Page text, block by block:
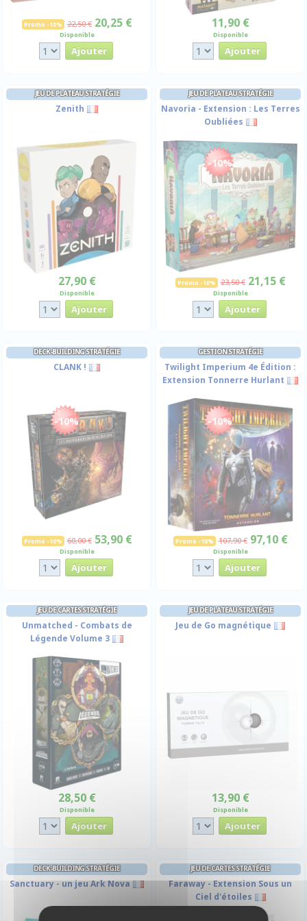
Promo -10% 22,50 € 20,25 €
Disponible
11,90 €
Disponible
JEU DE PLATEAU STRATÉGIE
Zenith
27,90 €
Disponible
JEU DE PLATEAU STRATÉGIE
Navoria - Extension : Les Terres
Oubliées
-10%
Promo -10% 23,50 € 21,15 €
Disponible
DECK-BUILDING STRATÉGIE
CLANK !
-10%
Promo -10% 60,00 € 53,90 €
Disponible
GESTION STRATÉGIE
Twilight Imperium 4e Édition :
Extension Tonnerre Hurlant
-10%
Promo -10% 107,90 € 97,10 €
Disponible
JEU DE CARTES STRATÉGIE
Unmatched - Combats de
Légende Volume 3
28,50 €
Disponible
JEU DE PLATEAU STRATÉGIE
Jeu de Go magnétique
13,90 €
Disponible
DECK-BUILDING STRATÉGIE
Sanctuary - un jeu Ark Nova
JEU DE CARTES STRATÉGIE
Faraway - Extension Sous un
Ciel d'étoiles